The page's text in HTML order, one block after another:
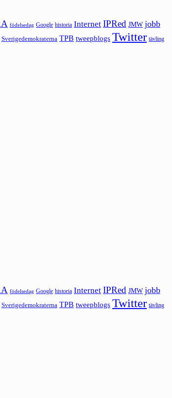
födelsedag Google historia Internet IPRed JMW jobb
Sverigedemokraterna TPB tweepblogs Twitter tävling
födelsedag Google historia Internet IPRed JMW jobb
Sverigedemokraterna TPB tweepblogs Twitter tävling